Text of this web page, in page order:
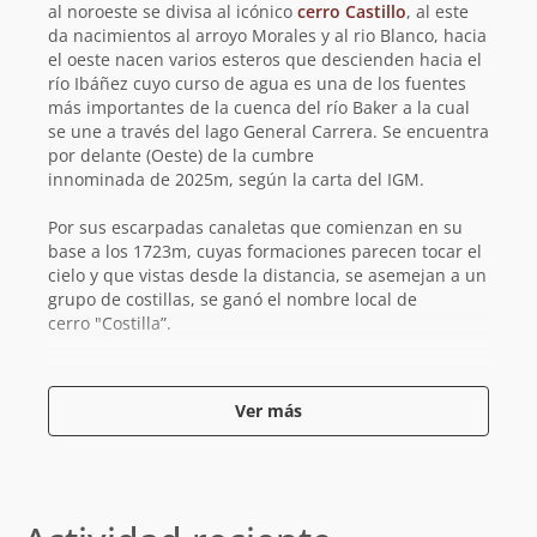
al noroeste se divisa al icónico cerro Castillo, al este
da nacimientos al arroyo Morales y al rio Blanco, hacia
el oeste nacen varios esteros que descienden hacia el
río Ibáñez cuyo curso de agua es una de los fuentes
más importantes de la cuenca del río Baker a la cual
se une a través del lago General Carrera. Se encuentra
por delante (Oeste) de la cumbre
innominada de 2025m, según la carta del IGM.
Por sus escarpadas canaletas que comienzan en su
base a los 1723m, cuyas formaciones parecen tocar el
cielo y que vistas desde la distancia, se asemejan a un
grupo de costillas, se ganó el nombre local de
cerro "Costilla”.
del cruce hacia Villa Cerro Castillo, donde se toma un
camino vecinal, cuyo camino es transitable con 4X4 y
que asciente hasta los 1200m.
Ver más